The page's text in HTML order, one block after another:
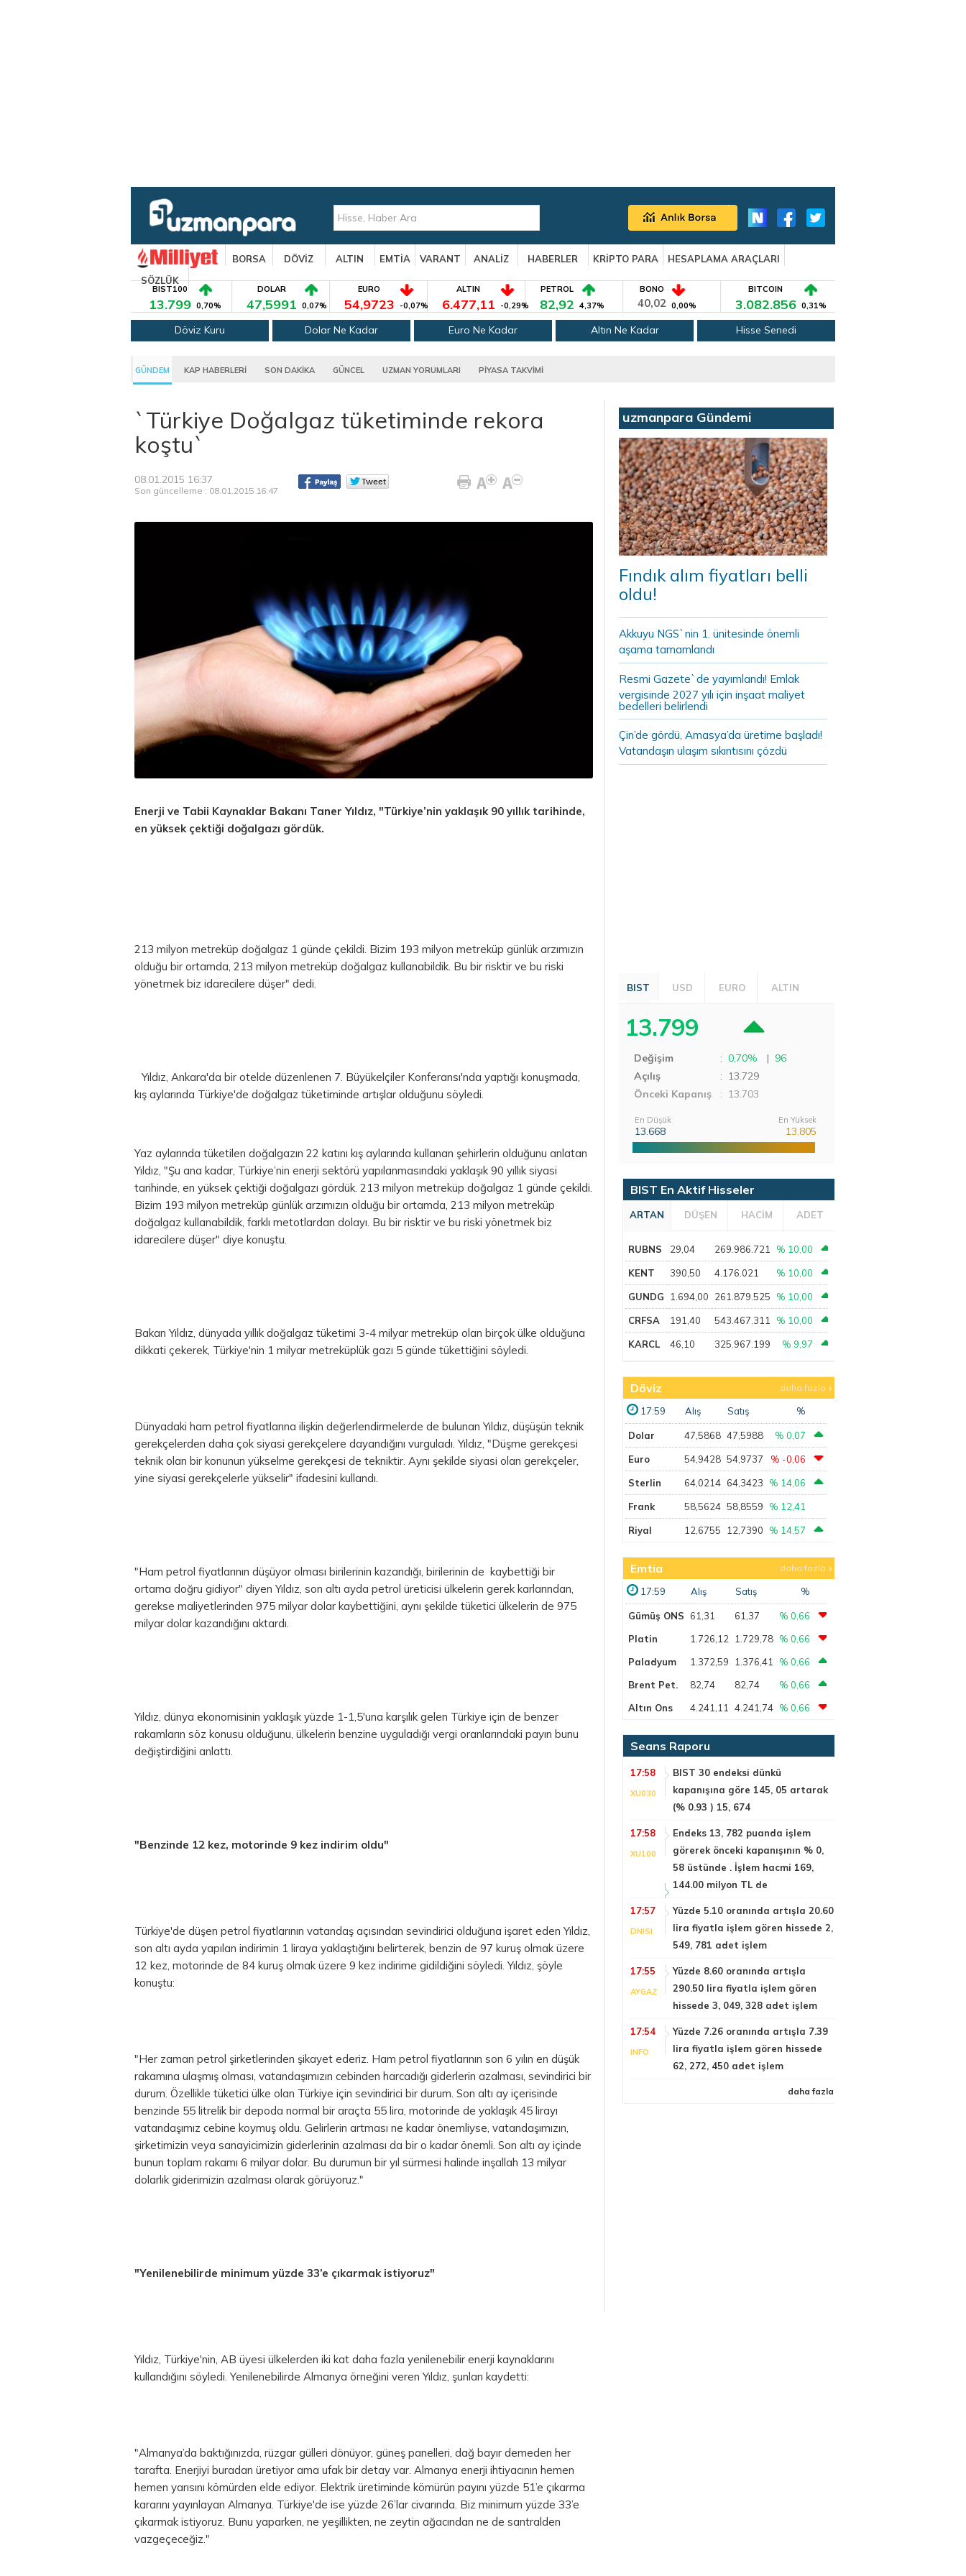
BORSA DÖVİZ ALTIN EMTİA VARANT ANALİZ HABERLER KRİPTO PARA
HESAPLAMA ARAÇLARI
SÖZLÜK
BIST100
13.799 0,70%
DOLAR
47,5991 0,07%
EURO
54,9723 -0,07%
ALTIN
6.477,11 -0,29%
PETROL
82,92 4,37%
BONO
40,02 0,00%
BITCOIN
3.082.856 0,31%
Döviz Kuru Dolar Ne Kadar Euro Ne Kadar Altın Ne Kadar Hisse Senedi
GÜNDEM KAP HABERLERİ SON DAKİKA GÜNCEL UZMAN YORUMLARI PİYASA TAKVİMİ
`Türkiye Doğalgaz tüketiminde rekora
koştu`
08.01.2015 16:37
Son güncelleme : 08.01.2015 16:47
Enerji ve Tabii Kaynaklar Bakanı Taner Yıldız, "Türkiye’nin yaklaşık 90 yıllık tarihinde,
en yüksek çektiği doğalgazı gördük.
213 milyon metreküp doğalgaz 1 günde çekildi. Bizim 193 milyon metreküp günlük arzımızın
olduğu bir ortamda, 213 milyon metreküp doğalgaz kullanabildik. Bu bir risktir ve bu riski
yönetmek biz idarecilere düşer" dedi.
Yıldız, Ankara'da bir otelde düzenlenen 7. Büyükelçiler Konferansı'nda yaptığı konuşmada,
kış aylarında Türkiye'de doğalgaz tüketiminde artışlar olduğunu söyledi.
Yaz aylarında tüketilen doğalgazın 22 katını kış aylarında kullanan şehirlerin olduğunu anlatan
Yıldız, "Şu ana kadar, Türkiye’nin enerji sektörü yapılanmasındaki yaklaşık 90 yıllık siyasi
tarihinde, en yüksek çektiği doğalgazı gördük. 213 milyon metreküp doğalgaz 1 günde çekildi.
Bizim 193 milyon metreküp günlük arzımızın olduğu bir ortamda, 213 milyon metreküp
doğalgaz kullanabildik, farklı metotlardan dolayı. Bu bir risktir ve bu riski yönetmek biz
idarecilere düşer" diye konuştu.
Bakan Yıldız, dünyada yıllık doğalgaz tüketimi 3-4 milyar metreküp olan birçok ülke olduğuna
dikkati çekerek, Türkiye'nin 1 milyar metreküplük gazı 5 günde tükettiğini söyledi.
Dünyadaki ham petrol fiyatlarına ilişkin değerlendirmelerde de bulunan Yıldız, düşüşün teknik
gerekçelerden daha çok siyasi gerekçelere dayandığını vurguladı. Yıldız, "Düşme gerekçesi
teknik olan bir konunun yükselme gerekçesi de tekniktir. Aynı şekilde siyasi olan gerekçeler,
yine siyasi gerekçelerle yükselir" ifadesini kullandı.
"Ham petrol fiyatlarının düşüyor olması birilerinin kazandığı, birilerinin de kaybettiği bir
ortama doğru gidiyor" diyen Yıldız, son altı ayda petrol üreticisi ülkelerin gerek karlarından,
gerekse maliyetlerinden 975 milyar dolar kaybettiğini, aynı şekilde tüketici ülkelerin de 975
milyar dolar kazandığını aktardı.
Yıldız, dünya ekonomisinin yaklaşık yüzde 1-1,5'una karşılık gelen Türkiye için de benzer
rakamların söz konusu olduğunu, ülkelerin benzine uyguladığı vergi oranlarındaki payın bunu
değiştirdiğini anlattı.
"Benzinde 12 kez, motorinde 9 kez indirim oldu"
Türkiye'de düşen petrol fiyatlarının vatandaş açısından sevindirici olduğuna işaret eden Yıldız,
son altı ayda yapılan indirimin 1 liraya yaklaştığını belirterek, benzin de 97 kuruş olmak üzere
12 kez, motorinde de 84 kuruş olmak üzere 9 kez indirime gidildiğini söyledi. Yıldız, şöyle
konuştu:
"Her zaman petrol şirketlerinden şikayet ederiz. Ham petrol fiyatlarının son 6 yılın en düşük
rakamına ulaşmış olması, vatandaşımızın cebinden harcadığı giderlerin azalması, sevindirici bir
durum. Özellikle tüketici ülke olan Türkiye için sevindirici bir durum. Son altı ay içerisinde
benzinde 55 litrelik bir depoda normal bir araçta 55 lira, motorinde de yaklaşık 45 lirayı
vatandaşımız cebine koymuş oldu. Gelirlerin artması ne kadar önemliyse, vatandaşımızın,
şirketimizin veya sanayicimizin giderlerinin azalması da bir o kadar önemli. Son altı ay içinde
bunun toplam rakamı 6 milyar dolar. Bu durumun bir yıl sürmesi halinde inşallah 13 milyar
dolarlık giderimizin azalması olarak görüyoruz."
"Yenilenebilirde minimum yüzde 33’e çıkarmak istiyoruz"
Yıldız, Türkiye'nin, AB üyesi ülkelerden iki kat daha fazla yenilenebilir enerji kaynaklarını
kullandığını söyledi. Yenilenebilirde Almanya örneğini veren Yıldız, şunları kaydetti:
"Almanya’da baktığınızda, rüzgar gülleri dönüyor, güneş panelleri, dağ bayır demeden her
tarafta. Enerjiyi buradan üretiyor ama ufak bir detay var. Almanya enerji ihtiyacının hemen
hemen yarısını kömürden elde ediyor. Elektrik üretiminde kömürün payını yüzde 51’e çıkarma
kararını yayınlayan Almanya. Türkiye'de ise yüzde 26’lar civarında. Biz minimum yüzde 33’e
çıkarmak istiyoruz. Bunu yaparken, ne yeşillikten, ne zeytin ağacından ne de santralden
vazgeçeceğiz."
uzmanpara Gündemi
Fındık alım fiyatları belli
oldu!
Akkuyu NGS`nin 1. ünitesinde önemli
aşama tamamlandı
Resmi Gazete`de yayımlandı! Emlak
vergisinde 2027 yılı için inşaat maliyet
bedelleri belirlendi
Çin’de gördü, Amasya’da üretime başladı!
Vatandaşın ulaşım sıkıntısını çözdü
BIST USD EURO ALTIN
13.799
Değişim : 0,70% | 96
Açılış
: 13.729
Önceki Kapanış
: 13.703
En Düşük
13.668
En Yüksek
13.805
BIST En Aktif Hisseler
ARTAN DÜŞEN HACİM ADET
RUBNS 29,04 269.986.721 % 10,00
KENT 390,50 4.176.021 % 10,00
GUNDG 1.694,00 261.879.525 % 10,00
CRFSA 191,40 543.467.311 % 10,00
KARCL 46,10 325.967.199 % 9,97
Döviz daha fazla
17:59 Alış Satış %
Dolar 47,5868 47,5988 % 0,07
Euro 54,9428 54,9737 % -0,06
Sterlin 64,0214 64,3423 % 14,06
Frank 58,5624 58,8559 % 12,41
Riyal 12,6755 12,7390 % 14,57
Emtia daha fazla
17:59 Alış Satış %
Gümüş ONS 61,31 61,37
% 0,66
Platin
1.726,12 1.729,78 % 0,66
Paladyum
1.372,59 1.376,41
% 0,66
Brent Pet.
82,74 82,74
% 0,66
Altın Ons
4.241,11 4.241,74 % 0,66
Seans Raporu
17:58
XU030
BIST 30 endeksi dünkü
kapanışına göre 145, 05 artarak
(% 0.93 ) 15, 674
17:58
XU100
Endeks 13, 782 puanda işlem
görerek önceki kapanışının % 0,
58 üstünde . İşlem hacmi 169,
144.00 milyon TL de
17:57
DNISI
Yüzde 5.10 oranında artışla 20.60
lira fiyatla işlem gören hissede 2,
549, 781 adet işlem
17:55
AYGAZ
Yüzde 8.60 oranında artışla
290.50 lira fiyatla işlem gören
hissede 3, 049, 328 adet işlem
17:54
INFO
Yüzde 7.26 oranında artışla 7.39
lira fiyatla işlem gören hissede
62, 272, 450 adet işlem
daha fazla